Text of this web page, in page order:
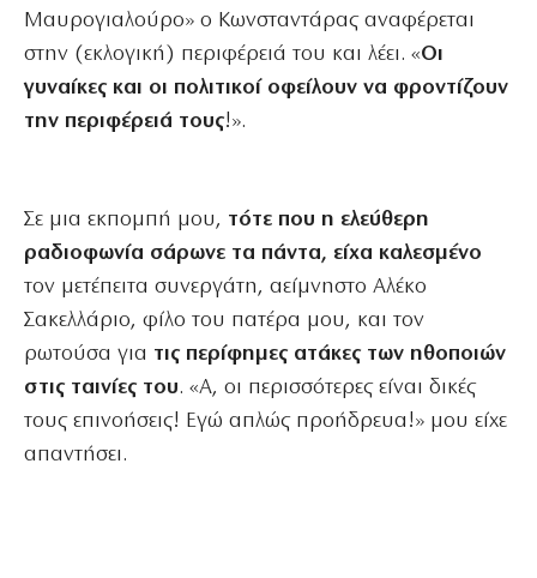
Μαυρογιαλούρο» ο Κωνσταντάρας αναφέρεται
στην (εκλογική) περιφέρειά του και λέει. «Οι
γυναίκες και οι πολιτικοί οφείλουν να φροντίζουν
την περιφέρειά τους!».
Σε μια εκπομπή μου, τότε που η ελεύθερη
ραδιοφωνία σάρωνε τα πάντα, είχα καλεσμένο
τον μετέπειτα συνεργάτη, αείμνηστο Αλέκο
Σακελλάριο, φίλο του πατέρα μου, και τον
ρωτούσα για τις περίφημες ατάκες των ηθοποιών
στις ταινίες του. «Α, οι περισσότερες είναι δικές
τους επινοήσεις! Εγώ απλώς προήδρευα!» μου είχε
απαντήσει.